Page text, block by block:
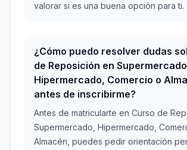
valorar si es una buena opción para ti.
¿Cómo puedo resolver dudas
de Reposición en
Hipermercado, Comercio o
antes de inscribirme?
Antes de matricularte en Curso de
Supermercado, Hipermercado,
Almacén, puedes pedir orientación